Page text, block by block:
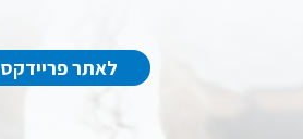
לאתר פריידקס